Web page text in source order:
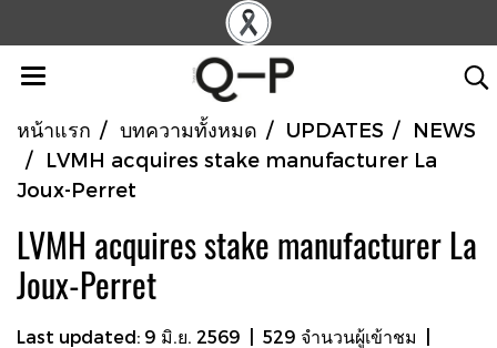
หน้าแรก บทความทั้งหมด UPDATES
NEWS
LVMH acquires stake manufacturer La
Joux-Perret
LVMH acquires stake manufacturer La
Joux-Perret
Last updated: 9 มิ.ย. 2569 529 จำนวนผู้เข้าชม